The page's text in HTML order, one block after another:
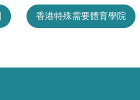
香港特殊需要體育學院